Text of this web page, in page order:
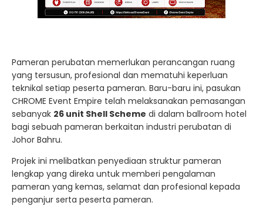
Pameran perubatan memerlukan perancangan ruang
yang tersusun, profesional dan mematuhi keperluan
teknikal setiap peserta pameran. Baru-baru ini, pasukan
CHROME Event Empire telah melaksanakan pemasangan
sebanyak 26 unit Shell Scheme di dalam ballroom hotel
bagi sebuah pameran berkaitan industri perubatan di
Johor Bahru.
Projek ini melibatkan penyediaan struktur pameran
lengkap yang direka untuk memberi pengalaman
pameran yang kemas, selamat dan profesional kepada
penganjur serta peserta pameran.